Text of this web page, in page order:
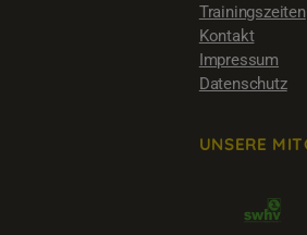
Trainingszeiten
Kontakt
Impressum
Datenschutz
UNSERE